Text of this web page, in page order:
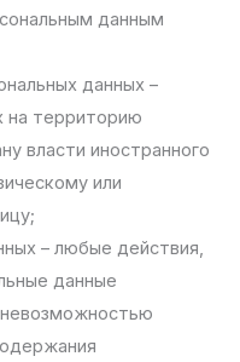
данным
данных –
на территорию
власти иностранного
или
– любые действия,
данные